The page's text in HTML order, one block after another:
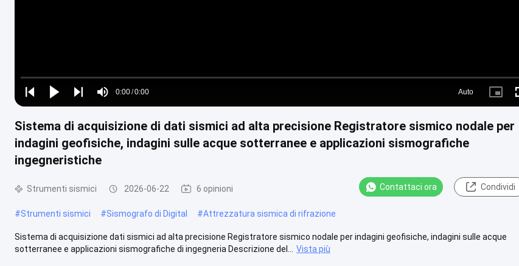
Play
Play
Play
Mute
Time
0:00/0:00
Loaded:
0%
Auto
Picture-
Sistema di acquisizione di dati sismici ad alta precisione Registratore sismico nodale per
indagini geofisiche, indagini sulle acque sotterranee e applicazioni sismografiche
ingegneristiche
Strumenti sismici 2026-06-22 6 opinioni Contattaci ora Condividi
#Strumenti sismici #Sismografo di Digital #Attrezzatura sismica di rifrazione
Sistema di acquisizione dati sismici ad alta precisione Registratore sismico nodale per indagini geofisiche, indagini sulle acque
sotterranee e applicazioni sismografiche di ingegneria Descrizione del...
Vista più